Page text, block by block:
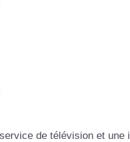
de télévision et une